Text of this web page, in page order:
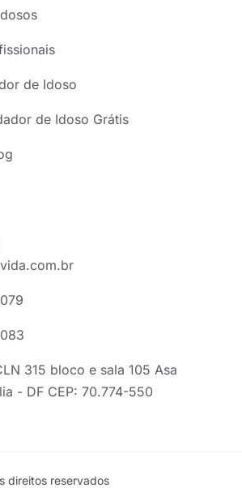
de Idoso
de Idoso Grátis
315 bloco e sala 105 Asa
- DF CEP: 70.774-550
direitos reservados